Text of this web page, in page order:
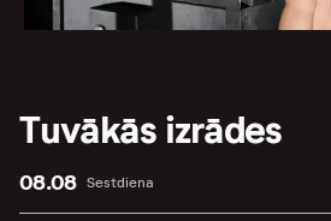
Tuvākās izrādes
Sestdiena
08.08